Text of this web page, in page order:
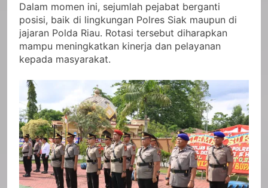
Dalam momen ini, sejumlah pejabat berganti
posisi, baik di lingkungan Polres Siak maupun di
jajaran Polda Riau. Rotasi tersebut diharapkan
mampu meningkatkan kinerja dan pelayanan
kepada masyarakat.